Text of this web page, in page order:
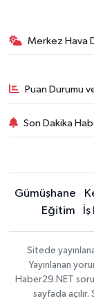
Merkez Hava
Puan Durumu
Son Dakika
Gümüşhane
Eğitim
Sitede
Yayınlanan
Haber29.NET
sayfada